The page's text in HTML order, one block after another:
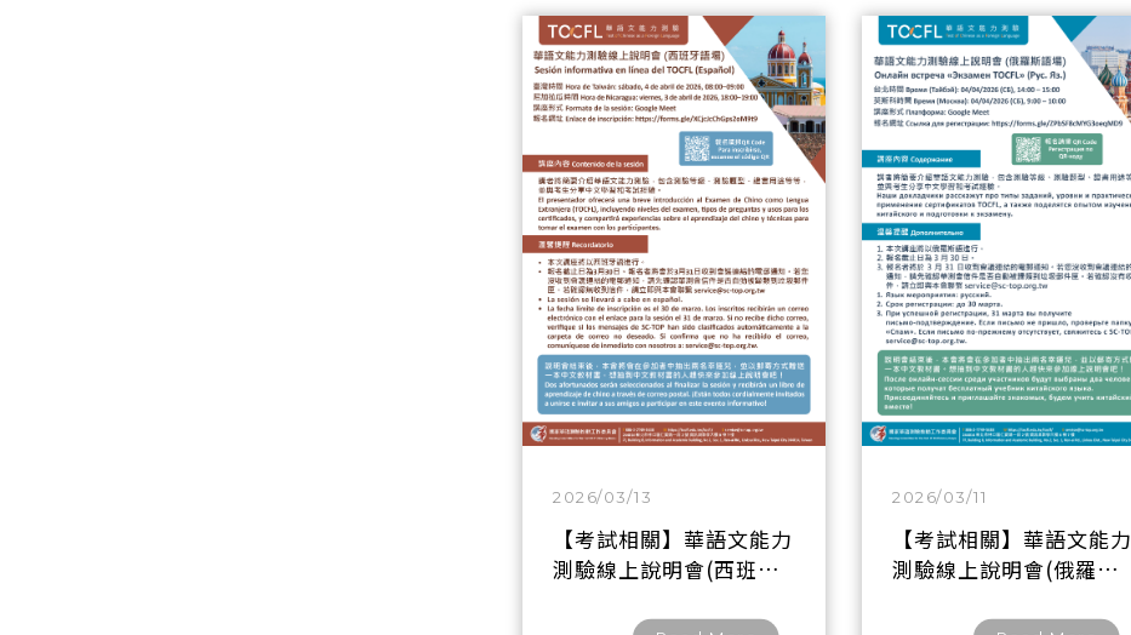
2026/03/13
【考試相關】華語文能力
測驗線上說明會(西班牙
2026/03/11
【考試相關】華語文能力
測驗線上說明會(俄羅斯